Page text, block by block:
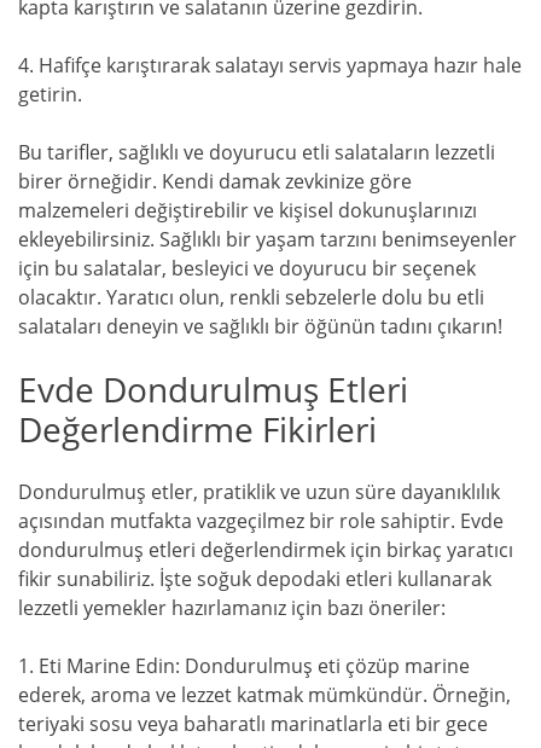
kapta karıştırın ve salatanın üzerine gezdirin.
4. Hafifçe karıştırarak salatayı servis yapmaya hazır hale
getirin.
Bu tarifler, sağlıklı ve doyurucu etli salataların lezzetli
birer örneğidir. Kendi damak zevkinize göre
malzemeleri değiştirebilir ve kişisel dokunuşlarınızı
ekleyebilirsiniz. Sağlıklı bir yaşam tarzını benimseyenler
için bu salatalar, besleyici ve doyurucu bir seçenek
olacaktır. Yaratıcı olun, renkli sebzelerle dolu bu etli
salataları deneyin ve sağlıklı bir öğünün tadını çıkarın!
Evde Dondurulmuş Etleri
Değerlendirme Fikirleri
Dondurulmuş etler, pratiklik ve uzun süre dayanıklılık
açısından mutfakta vazgeçilmez bir role sahiptir. Evde
dondurulmuş etleri değerlendirmek için birkaç yaratıcı
fikir sunabiliriz. İşte soğuk depodaki etleri kullanarak
lezzetli yemekler hazırlamanız için bazı öneriler:
1. Eti Marine Edin: Dondurulmuş eti çözüp marine
ederek, aroma ve lezzet katmak mümkündür. Örneğin,
teriyaki sosu veya baharatlı marinatlarla eti bir gece